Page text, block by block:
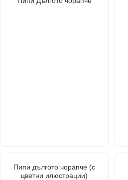
Пипи дългото чорапче (с
цветни илюстрации)